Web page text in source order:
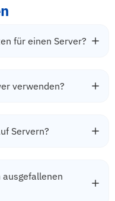
für einen Server?
verwenden?
Servern?